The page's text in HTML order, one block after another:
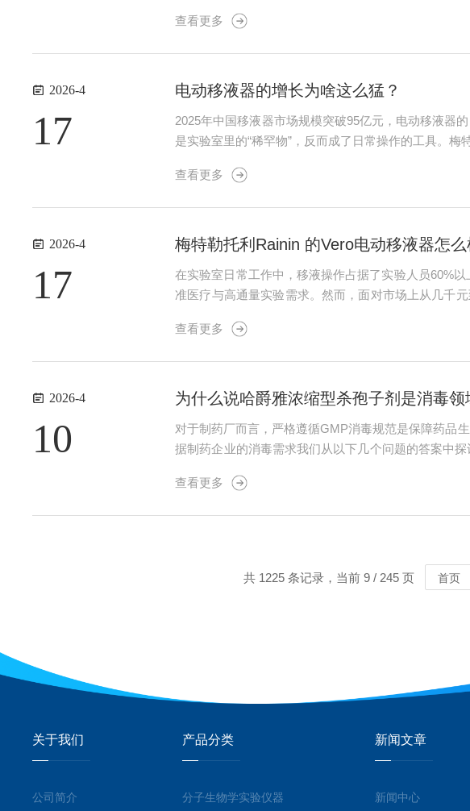
心难题。一、健康细胞状态的核心定义状态优良的...
查看更多
2026-4
17
电动移液器的增长为啥这么猛？
2025年中国移液器市场规模突破95亿元，电动移液器
是实验室里的“稀罕物”，反而成了日常操作的工具。
计到2032年能涨...
查看更多
2026-4
17
梅特勒托利Rainin 的Vero电动移液器怎么
在实验室日常工作中，移液操作占据了实验人员60%
准医疗与高通量实验需求。然而，面对市场上从几千
命线人体工学设计——实验室...
查看更多
2026-4
10
为什么说哈爵雅浓缩型杀孢子剂是消毒领
对于制药厂而言，严格遵循GMP消毒规范是保障药品
据制药企业的消毒需求我们从以下几个问题的答案中
化物作为强氧化剂，杀菌消毒能力*。过氧乙酸也具...
查看更多
共 1225 条记录，当前 9 / 245 页 首页
关于我们
公司简介
产品分类
分子生物学实验仪器
新闻文章
新闻中心